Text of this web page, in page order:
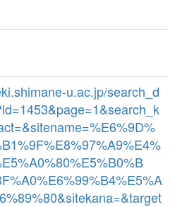
u.ac.jp/search_d